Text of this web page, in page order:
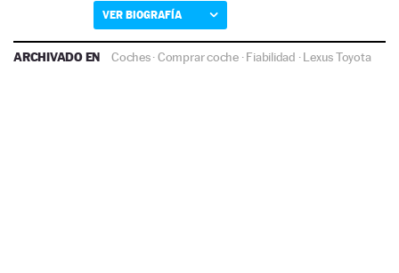
VER BIOGRAFÍA
ARCHIVADO EN Coches·Comprar coche·Fiabilidad ·LexusToyota